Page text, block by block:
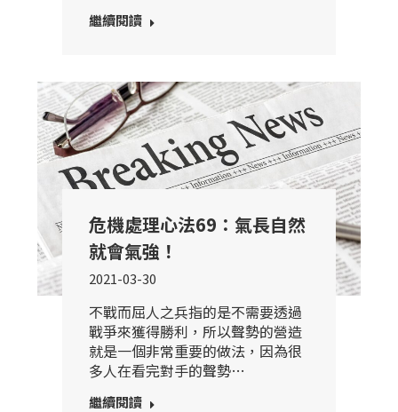
繼續閱讀
危機處理心法69：氣長自然
就會氣強！
2021-03-30
不戰而屈人之兵指的是不需要透過
戰爭來獲得勝利，所以聲勢的營造
就是一個非常重要的做法，因為很
多人在看完對手的聲勢…
繼續閱讀